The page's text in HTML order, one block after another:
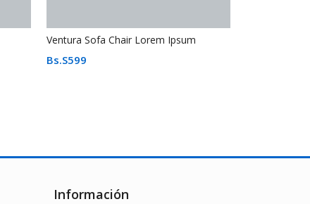
Ventura Sofa Chair Lorem Ipsum
Bs.S599
Información